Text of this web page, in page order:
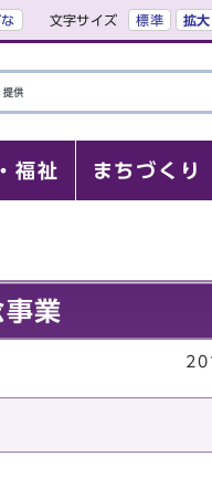
文字サイズ 標準 拡大
福祉 まちづくり
業